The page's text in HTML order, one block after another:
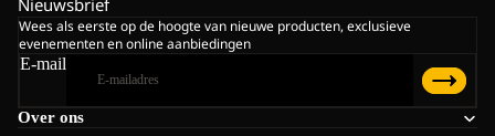
Over ons
Nieuwsbrief
Wees als eerste op de hoogte van nieuwe producten, exclusieve
evenementen en online aanbiedingen
E-mail